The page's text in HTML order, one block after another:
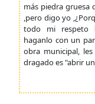
más piedra gruesa
,pero digo yo
todo mi respeto
haganlo con un
obra municipal,
dragado es "abrir